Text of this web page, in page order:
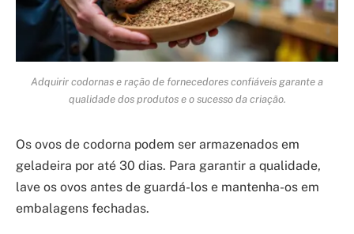
Adquirir codornas e ração de fornecedores confiáveis garante a
qualidade dos produtos e o sucesso da criação.
Os ovos de codorna podem ser armazenados em
geladeira por até 30 dias. Para garantir a qualidade,
lave os ovos antes de guardá-los e mantenha-os em
embalagens fechadas.